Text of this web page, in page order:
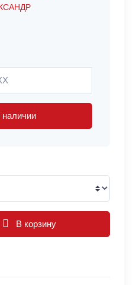
наличии
В корзину